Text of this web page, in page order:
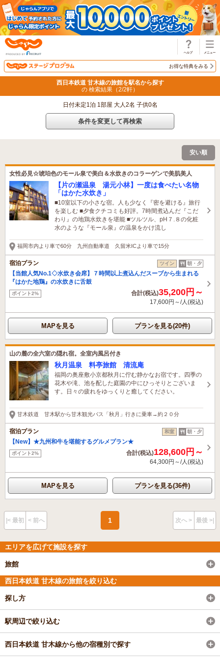
お得な特典をみる
西日本鉄道 甘木線の旅館を駅名から探す
の 検索結果（2/2軒）
日付未定1泊 1部屋 大人2名 子供0名
条件を変更して再検索
安い順
女性必見☆琥珀色のモール泉で美白＆水炊きのコラーゲンで美肌美人
【片の瀬温泉 湯元小林】一度は食べたい名物
「はかた水炊き」
■10室以下の小さな宿。人も少なく『密を避ける』旅行
を楽しむ ■夕食クチコミも好評。7時間煮込んだ『こだ
わり』の地鶏水炊きを堪能 ■ツルツル、pH７.８の化粧
水のような『モール泉』の温泉をかけ流し
福岡市内より車で60分 九州自動車道 久留米ICより車で15分
宿泊プラン ツイン 朝・夕
【当館人気No.1◇水炊き会席】７時間以上煮込んだスープから生まれる
『はかた地鶏』の水炊きに舌鼓
ポイント2% 合計(税込)35,200円～
17,600円～/人(税込)
MAPを見る プランを見る(20件)
山の麓の全六室の隠れ宿。全室内風呂付き
秋月温泉 料亭旅館 清流庵
福岡の奥座敷小京都秋月に佇む静かなお宿です。四季の
花木や滝、池を配した庭園の中にひっそりとございま
す。日々の疲れをゆっくりと癒してください。
甘木鉄道 甘木駅から甘木観光バス「秋月」行きに乗車→約２０分
宿泊プラン 和室 朝・夕
【New】★九州和牛を堪能するグルメプラン★
ポイント2% 合計(税込)128,600円～
64,300円～/人(税込)
MAPを見る プランを見る(36件)
|< 最初 < 前へ 1 次へ > 最後 >|
エリアを広げて施設を探す
旅館
西日本鉄道 甘木線の旅館を絞り込む
探し方
駅周辺で絞り込む
西日本鉄道 甘木線から他の宿種別で探す